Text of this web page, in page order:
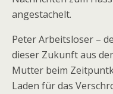
angestachelt.
Peter Arbeitsloser –
dieser Zukunft aus
Mutter beim
Laden für das